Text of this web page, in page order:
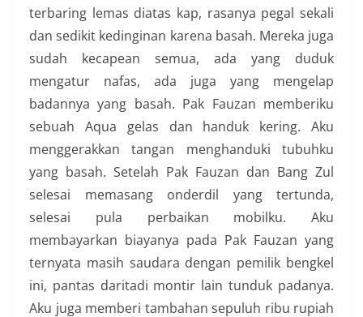
terbaring lemas diatas kap, rasanya pegal sekali
dan sedikit kedinginan karena basah. Mereka juga
sudah kecapean semua, ada yang duduk
mengatur nafas, ada juga yang mengelap
badannya yang basah. Pak Fauzan memberiku
sebuah Aqua gelas dan handuk kering. Aku
menggerakkan tangan menghanduki tubuhku
yang basah. Setelah Pak Fauzan dan Bang Zul
selesai memasang onderdil yang tertunda,
selesai pula perbaikan mobilku. Aku
membayarkan biayanya pada Pak Fauzan yang
ternyata masih saudara dengan pemilik bengkel
ini, pantas daritadi montir lain tunduk padanya.
Aku juga memberi tambahan sepuluh ribu rupiah